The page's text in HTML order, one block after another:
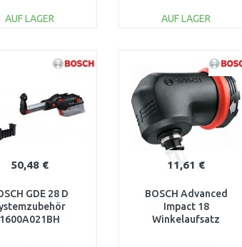
AUF LAGER
AUF LAGER
Vergleichen
50,48 €
GDE 28 D
1600A021BH
11,61 €
BOSCH Advanced
Impact 18
Winkelaufsatz